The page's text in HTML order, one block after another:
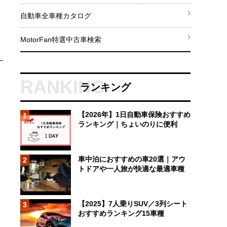
自動車全車種カタログ
MotorFan特選中古車検索
ランキング
1
【2026年】1日自動車保険おすすめ
ランキング｜ちょいのりに便利
2
車中泊におすすめの車20選｜アウ
トドアや一人旅が快適な最適車種
3
【2025】7人乗りSUV／3列シート
おすすめランキング15車種